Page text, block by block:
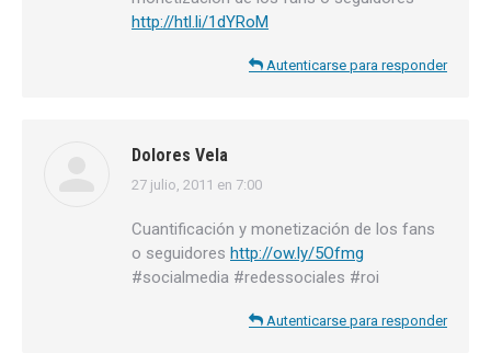
http://htl.li/1dYRoM
Autenticarse para responder
Dolores Vela
dice:
27 julio, 2011 en 7:00
Cuantificación y monetización de los fans
o seguidores http://ow.ly/5Ofmg
#socialmedia #redessociales #roi
Autenticarse para responder